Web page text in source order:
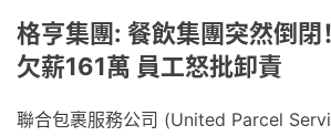
格亨集團: 餐飲集團突然倒閉
欠薪161萬 員工怒批卸責
聯合包裹服務公司 (United Parcel